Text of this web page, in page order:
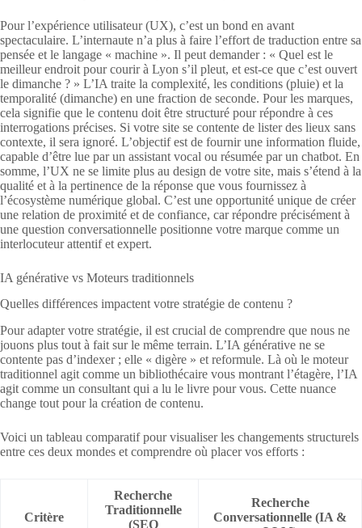
Pour l’expérience utilisateur (UX), c’est un bond en avant
spectaculaire. L’internaute n’a plus à faire l’effort de traduction entre sa
pensée et le langage « machine ». Il peut demander : « Quel est le
meilleur endroit pour courir à Lyon s’il pleut, et est-ce que c’est ouvert
le dimanche ? » L’IA traite la complexité, les conditions (pluie) et la
temporalité (dimanche) en une fraction de seconde. Pour les marques,
cela signifie que le contenu doit être structuré pour répondre à ces
interrogations précises. Si votre site se contente de lister des lieux sans
contexte, il sera ignoré. L’objectif est de fournir une information fluide,
capable d’être lue par un assistant vocal ou résumée par un chatbot. En
somme, l’UX ne se limite plus au design de votre site, mais s’étend à la
qualité et à la pertinence de la réponse que vous fournissez à
l’écosystème numérique global. C’est une opportunité unique de créer
une relation de proximité et de confiance, car répondre précisément à
une question conversationnelle positionne votre marque comme un
interlocuteur attentif et expert.
IA générative vs Moteurs traditionnels
Quelles différences impactent votre stratégie de contenu ?
Pour adapter votre stratégie, il est crucial de comprendre que nous ne
jouons plus tout à fait sur le même terrain. L’IA générative ne se
contente pas d’indexer ; elle « digère » et reformule. Là où le moteur
traditionnel agit comme un bibliothécaire vous montrant l’étagère, l’IA
agit comme un consultant qui a lu le livre pour vous. Cette nuance
change tout pour la création de contenu.
Voici un tableau comparatif pour visualiser les changements structurels
entre ces deux mondes et comprendre où placer vos efforts :
Critère
Recherche
Traditionnelle
(SEO
Recherche
Conversationnelle (IA &